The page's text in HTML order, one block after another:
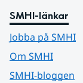
SMHI-länkar
Jobba på SMHI
Om SMHI
SMHI-bloggen